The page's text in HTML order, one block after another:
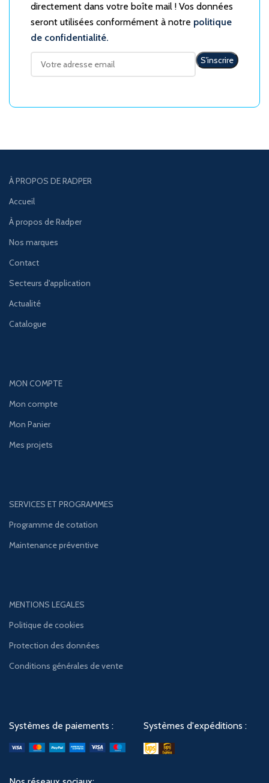
directement dans votre boîte mail ! Vos données
seront utilisées conformément à notre politique
de confidentialité.
À PROPOS DE RADPER
Accueil
À propos de Radper
Nos marques
Contact
Secteurs d'application
Actualité
Catalogue
MON COMPTE
Mon compte
Mon Panier
Mes projets
SERVICES ET PROGRAMMES
Programme de cotation
Maintenance préventive
MENTIONS LEGALES
Politique de cookies
Protection des données
Conditions générales de vente
Systèmes de paiements : Systèmes d'expéditions :